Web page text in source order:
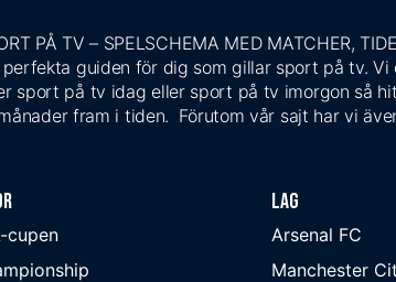
PÅ TV – SPELSCHEMA MED MATCHER,
guiden för dig som gillar sport på tv.
sport på tv idag eller sport på tv imorgon så
fram i tiden. Förutom vår sajt har vi
cupen
Lag
Arsenal FC
Manchester